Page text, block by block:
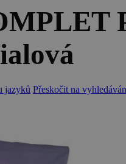
jazyků Přeskočit na